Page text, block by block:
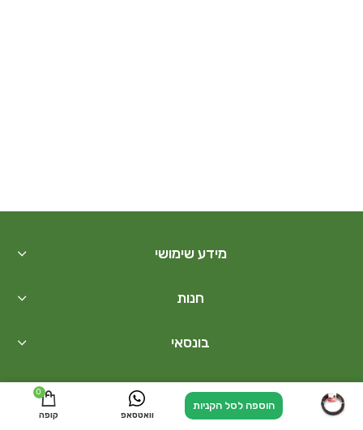
הוספה לסל הקניות
מידע שימושי
חנות
בונסאי
קישורים נוספים
ניווט אלינו חייגו עכשיו וואטסאפ
0
קופה